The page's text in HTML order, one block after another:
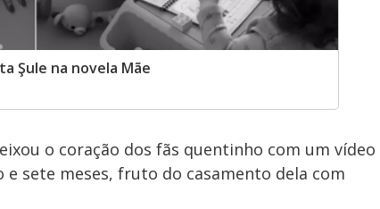
Şule na novela Mãe
o coração dos fãs quentinho com um vídeo
e sete meses, fruto do casamento dela com